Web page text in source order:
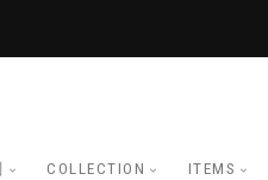
COLLECTION ITEMS